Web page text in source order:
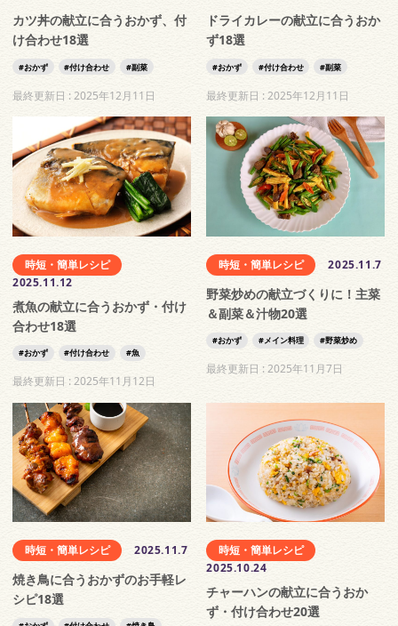
カツ丼の献立に合うおかず、付
け合わせ18選
おかず 付け合わせ 副菜
最終更新日 : 2025年12月11日
ドライカレーの献立に合うおか
ず18選
おかず 付け合わせ 副菜
最終更新日 :2025年12月11日
時短・簡単レシピ
2025.11.12
煮魚の献立に合うおかず・付け
合わせ18選
おかず 付け合わせ 魚
最終更新日 : 2025年11月12日
時短・簡単レシピ 2025.11.7
野菜炒めの献立づくりに！主菜
＆副菜＆汁物20選
おかず メイン料理 野菜炒め
最終更新日 :2025年11月7日
時短・簡単レシピ 2025.11.7
焼き鳥に合うおかずのお手軽レ
シピ18選
時短・簡単レシピ
2025.10.24
チャーハンの献立に合うおか
ず・付け合わせ20選